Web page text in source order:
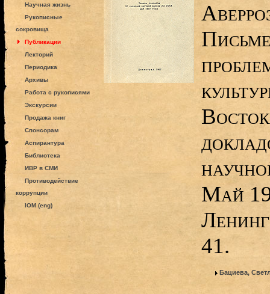
Научная жизнь
Рукописные
сокровища
Публикации
Лекторий
Периодика
Архивы
Работа с рукописями
Экскурсии
Продажа книг
Спонсорам
Аспирантура
Библиотека
ИВР в СМИ
Противодействие
коррупции
IOM (eng)
Май
41.
Бациева,